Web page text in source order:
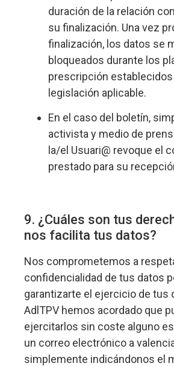
duración de la relación
su finalización. Una vez
finalización, los datos se
bloqueados durante los
prescripción establecidos
legislación aplicable.
En el caso del boletín,
activista y medio de
la/el Usuari@ revoque el
prestado para su
9. ¿Cuáles son tus
nos facilita tus datos?
Nos comprometemos a
confidencialidad de tus datos
garantizarte el ejercicio de tus
AdlTPV hemos acordado que
ejercitarlos sin coste alguno
un correo electrónico a
simplemente indicándonos el